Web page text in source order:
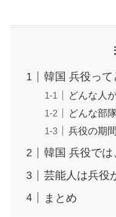
韓国 兵役って
どんな人
どんな部
兵役の期
韓国 兵役では
芸能人は兵役
まとめ